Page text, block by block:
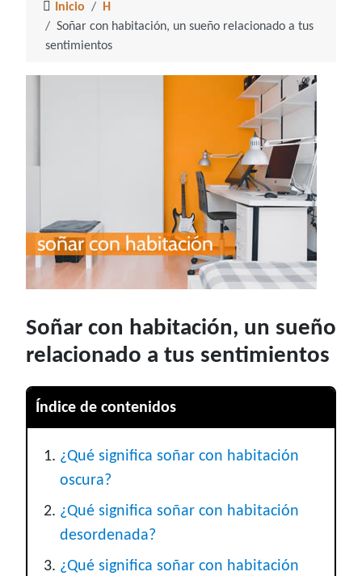
Inicio
H
Soñar con habitación, un sueño relacionado a tus
sentimientos
Soñar con habitación, un sueño
relacionado a tus sentimientos
Índice de contenidos
¿Qué significa soñar con habitación
oscura?
¿Qué significa soñar con habitación
desordenada?
¿Qué significa soñar con habitación